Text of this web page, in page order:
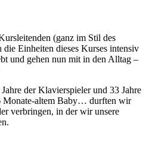
(ganz im Stil des
Einheiten dieses Kurses intensiv
und gehen nun mit in den Alltag –
der Klavierspieler und 33 Jahre
Monate-altem Baby… durften wir
verbringen, in der wir unsere